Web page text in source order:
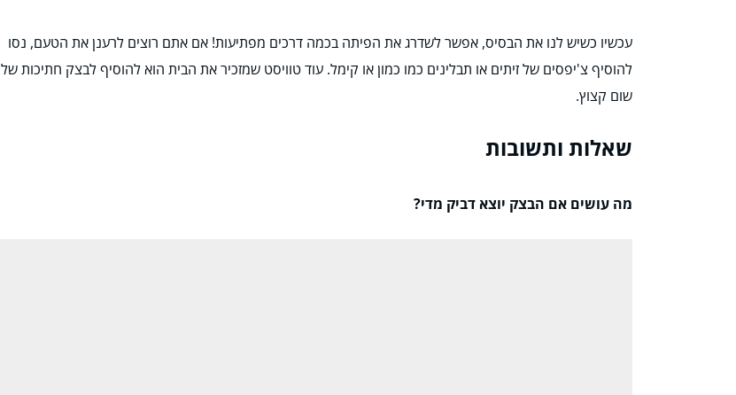
עכשיו כשיש לנו את הבסיס, אפשר לשדרג את הפיתה בכמה דרכים מפתיעות! אם אתם רוצים לרענן את הטעם, נסו
להוסיף צ'יפסים של זיתים או תבלינים כמו כמון או קימל. עוד טוויסט שמזכיר את הבית הוא להוסיף לבצק חתיכות של
שום קצוץ.
שאלות ותשובות
מה עושים אם הבצק יוצא דביק מדי?